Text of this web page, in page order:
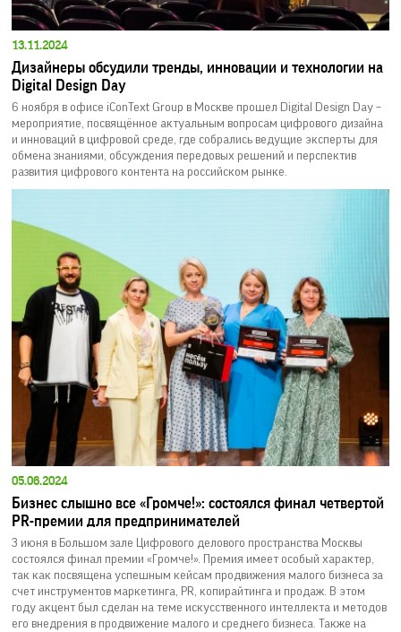
13.11.2024
Дизайнеры обсудили тренды, инновации и технологии на
Digital Design Day
6 ноября в офисе iConText Group в Москве прошел Digital Design Day –
мероприятие, посвящённое актуальным вопросам цифрового дизайна
и инноваций в цифровой среде, где собрались ведущие эксперты для
обмена знаниями, обсуждения передовых решений и перспектив
развития цифрового контента на российском рынке.
05.06.2024
Бизнес слышно все «Громче!»: состоялся финал четвертой
PR-премии для предпринимателей
3 июня в Большом зале Цифрового делового пространства Москвы
состоялся финал премии «Громче!». Премия имеет особый характер,
так как посвящена успешным кейсам продвижения малого бизнеса за
счет инструментов маркетинга, PR, копирайтинга и продаж. В этом
году акцент был сделан на теме искусственного интеллекта и методов
его внедрения в продвижение малого и среднего бизнеса. Также на